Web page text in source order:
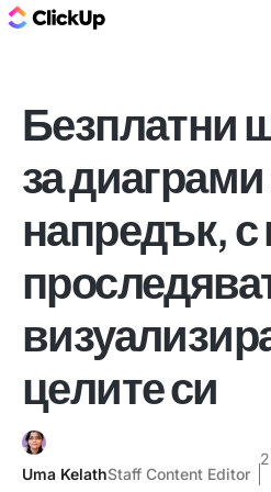
Безплатни
за диаграми
напредък, с
целите си
Uma KelathStaff Content Editor